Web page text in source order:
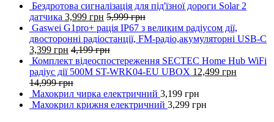
Бездротова сигналізація для під'їзної дороги Solar 2
датчика 3,999 грн 5,999грн
Gaswei G1pro+ рація IP67 з великим радіусом дії,
двосторонні радіостанції, FM-радіо,акумуляторні USB-C
3,399 грн 4,199грн
Комплект відеоспостереження SECTEC Home Hub WiFi
радіус дії 500M ST-WRK04-EU UBOX 12,499 грн
14,999грн
Махокрил чирка електричний 3,199 грн
Махокрил крижня електричний 3,299 грн